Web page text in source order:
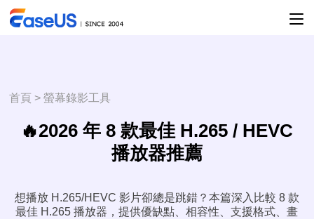
首頁 >螢幕錄影工具
🔥2026 年 8 款最佳 H.265 / HEVC
播放器推薦
想播放 H.265/HEVC 影片卻總是跳錯？本篇深入比較 8 款
最佳 H.265 播放器，提供優缺點、相容性、支援格式、畫